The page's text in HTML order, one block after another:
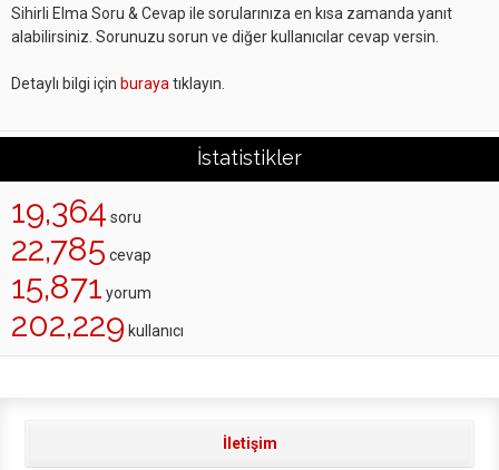
Sihirli Elma Soru & Cevap ile sorularınıza en kısa zamanda yanıt
alabilirsiniz. Sorunuzu sorun ve diğer kullanıcılar cevap versin.
Detaylı bilgi için buraya tıklayın.
İstatistikler
19,364 soru
22,785 cevap
15,871 yorum
202,229 kullanıcı
İletişim